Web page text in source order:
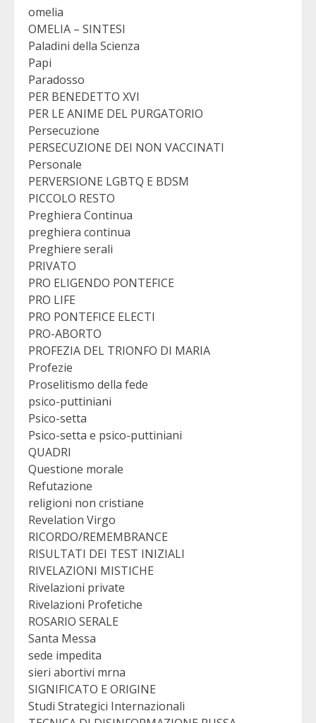
omelia
OMELIA – SINTESI
Paladini della Scienza
Papi
Paradosso
PER BENEDETTO XVI
PER LE ANIME DEL PURGATORIO
Persecuzione
PERSECUZIONE DEI NON VACCINATI
Personale
PERVERSIONE LGBTQ E BDSM
PICCOLO RESTO
Preghiera Continua
preghiera continua
Preghiere serali
PRIVATO
PRO ELIGENDO PONTEFICE
PRO LIFE
PRO PONTEFICE ELECTI
PRO-ABORTO
PROFEZIA DEL TRIONFO DI MARIA
Profezie
Proselitismo della fede
psico-puttiniani
Psico-setta
Psico-setta e psico-puttiniani
QUADRI
Questione morale
Refutazione
religioni non cristiane
Revelation Virgo
RICORDO/REMEMBRANCE
RISULTATI DEI TEST INIZIALI
RIVELAZIONI MISTICHE
Rivelazioni private
Rivelazioni Profetiche
ROSARIO SERALE
Santa Messa
sede impedita
sieri abortivi mrna
SIGNIFICATO E ORIGINE
Studi Strategici Internazionali